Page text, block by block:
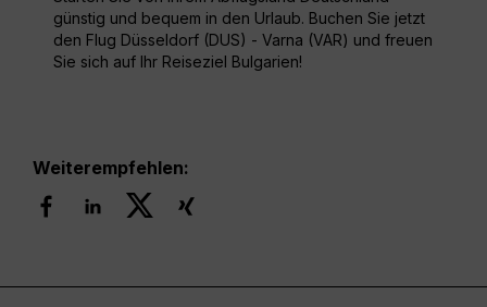
günstig und bequem in den Urlaub. Buchen Sie jetzt
den Flug Düsseldorf (DUS) - Varna (VAR) und freuen
Sie sich auf Ihr Reiseziel Bulgarien!
Weiterempfehlen: